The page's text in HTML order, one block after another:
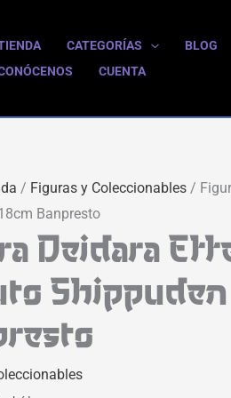
CATEGORÍAS
BLOG
CUENTA
/ Figuras y Coleccionables /
Banpresto
Deidara